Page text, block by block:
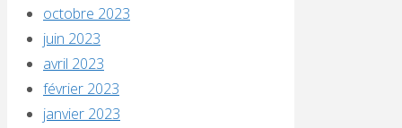
octobre 2023
juin 2023
avril 2023
février 2023
janvier 2023